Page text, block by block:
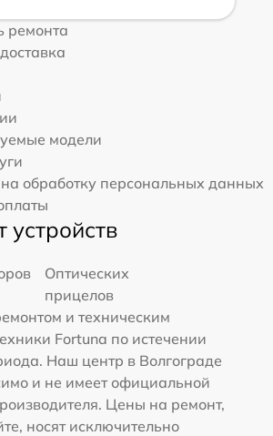
ремонта
модели
обработку персональных данных
устройств
Оптических
прицелов
и техническим
Fortuna по истечении
Наш центр в Волгограде
и не имеет официальной
Цены на ремонт,
носят исключительно